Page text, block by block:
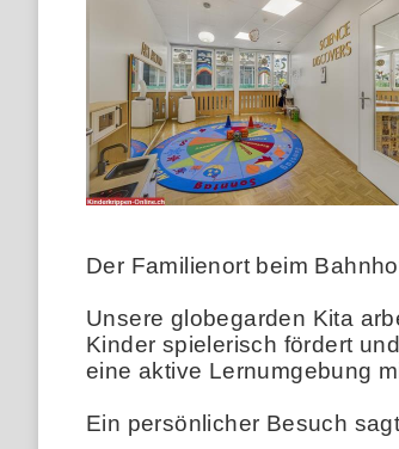
Der Familienort beim
Unsere globegarden Kita
Kinder spielerisch fördert
eine aktive Lernumgebung
Ein persönlicher Besuch